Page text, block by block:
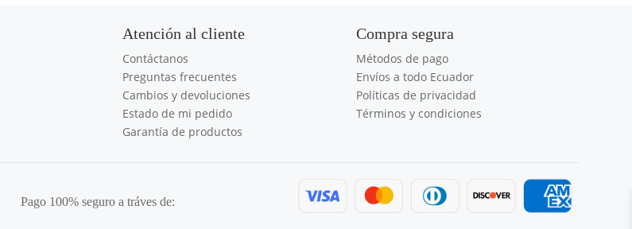
Atención al cliente
Contáctanos
Preguntas frecuentes
Cambios y devoluciones
Estado de mi pedido
Garantía de productos
Compra segura
Métodos de pago
Envíos a todo Ecuador
Políticas de privacidad
Términos y condiciones
Pago 100% seguro a tráves de: